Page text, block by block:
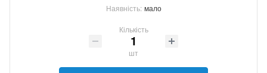
Наявність: мало
Кількість
шт